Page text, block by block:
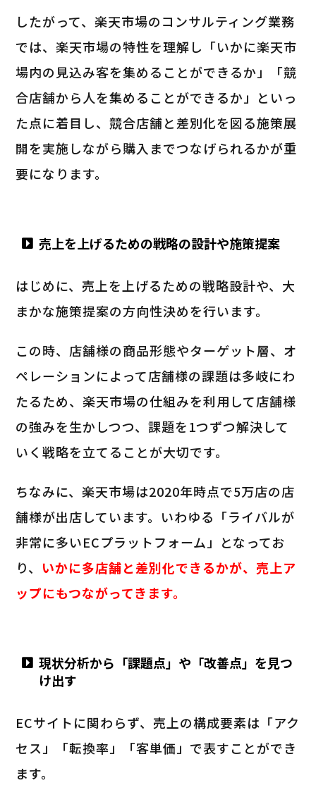
したがって、楽天市場のコンサルティング業務
では、楽天市場の特性を理解し「いかに楽天市
場内の見込み客を集めることができるか」「競
合店舗から人を集めることができるか」といっ
た点に着目し、競合店舗と差別化を図る施策展
開を実施しながら購入までつなげられるかが重
要になります。
売上を上げるための戦略の設計や施策提案
はじめに、売上を上げるための戦略設計や、大
まかな施策提案の方向性決めを行います。
この時、店舗様の商品形態やターゲット層、オ
ペレーションによって店舗様の課題は多岐にわ
たるため、楽天市場の仕組みを利用して店舗様
の強みを生かしつつ、課題を1つずつ解決して
いく戦略を立てることが大切です。
ちなみに、楽天市場は2020年時点で5万店の店
舗様が出店しています。いわゆる「ライバルが
非常に多いECプラットフォーム」となってお
り、 いかに多店舗と差別化できるかが、売上ア
ップにもつながってきます。
現状分析から「課題点」や「改善点」を見つ
け出す
ECサイトに関わらず、売上の構成要素は「アク
セス」「転換率」「客単価」で表すことができ
ます。